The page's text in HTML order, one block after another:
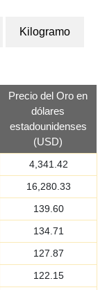
Kilogramo
Precio del Oro en
dólares
estadounidenses
(USD)
4,341.42
16,280.33
139.60
134.71
127.87
122.15